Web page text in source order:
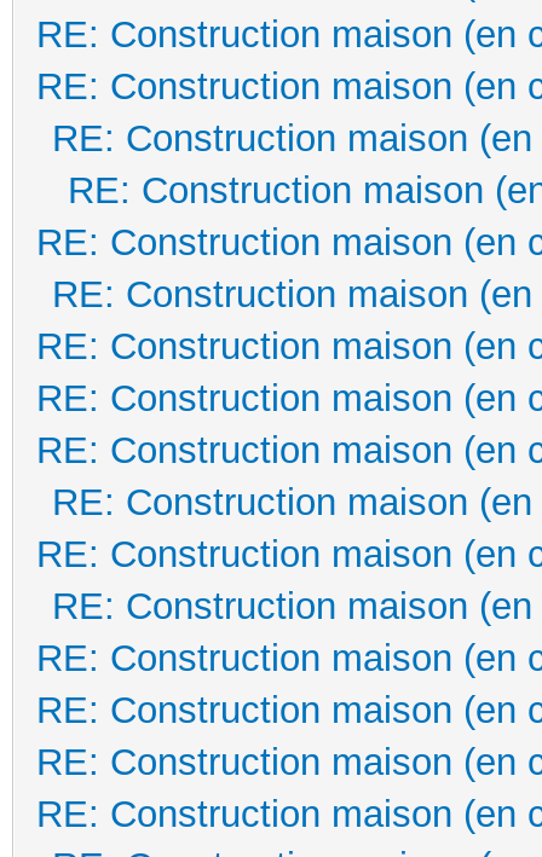
RE: Construction maison (en
RE: Construction maison (en
RE: Construction maison
RE: Construction maison
RE: Construction maison (en
RE: Construction maison
RE: Construction maison (en
RE: Construction maison (en
RE: Construction maison (en
RE: Construction maison
RE: Construction maison (en
RE: Construction maison
RE: Construction maison (en
RE: Construction maison (en
RE: Construction maison (en
RE: Construction maison (en